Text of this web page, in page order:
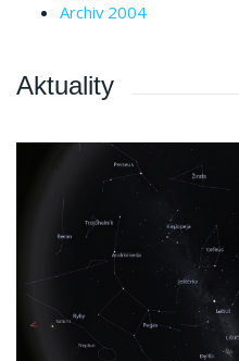
Archiv 2004
Aktuality